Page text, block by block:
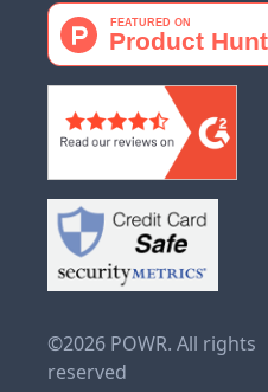
©2026 POWR. All rights
reserved